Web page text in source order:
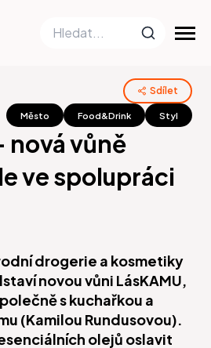
Sdílet
Město Food&Drink Styl
nová vůně
ve spolupráci
drogerie a kosmetiky
novou vůni LásKAMU,
s kuchařkou a
(Kamilou Rundusovou).
olejů oslavit